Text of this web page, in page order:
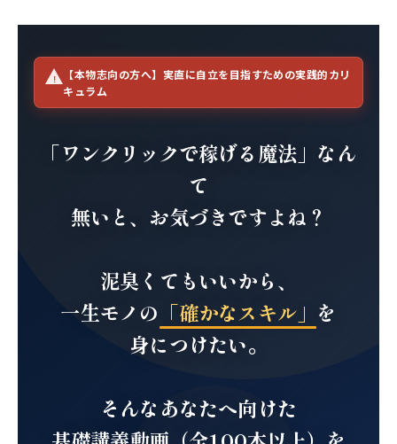
【本物志向の方へ】実直に自立を目指すための実践的カリ
キュラム
「ワンクリックで稼げる魔法」なん
て
無いと、お気づきですよね？
泥臭くてもいいから、
一生モノの 「確かなスキル」 を
身につけたい。
そんなあなたへ向けた